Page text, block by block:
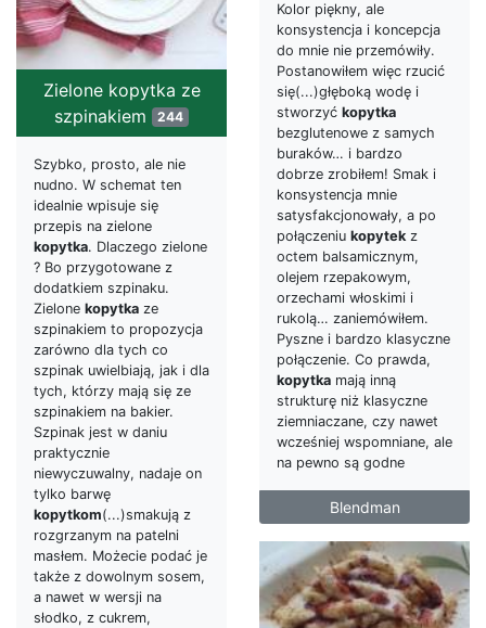
Kolor piękny, ale
konsystencja i koncepcja
do mnie nie przemówiły.
Postanowiłem więc rzucić
się(...)głęboką wodę i
stworzyć kopytka
bezglutenowe z samych
buraków… i bardzo
dobrze zrobiłem! Smak i
konsystencja mnie
satysfakcjonowały, a po
połączeniu kopytekz
octem balsamicznym,
olejem rzepakowym,
orzechami włoskimi i
rukolą… zaniemówiłem.
Pyszne i bardzo klasyczne
połączenie. Co prawda,
kopytka mają inną
strukturę niż klasyczne
ziemniaczane, czy nawet
wcześniej wspomniane, ale
na pewno są godne
Blendman
Zielone kopytka ze
szpinakiem 244
Szybko, prosto, ale nie
nudno. W schemat ten
idealnie wpisuje się
przepis na zielone
kopytka. Dlaczego zielone
? Bo przygotowane z
dodatkiem szpinaku.
Zielone kopytka ze
szpinakiem to propozycja
zarówno dla tych co
szpinak uwielbiają, jak i dla
tych, którzy mają się ze
szpinakiem na bakier.
Szpinak jest w daniu
praktycznie
niewyczuwalny, nadaje on
tylko barwę
kopytkom(...)smakują z
rozgrzanym na patelni
masłem. Możecie podać je
także z dowolnym sosem,
a nawet w wersji na
słodko, z cukrem,